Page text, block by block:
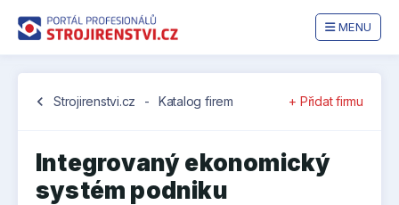
MENU
chevron_left Strojirenstvi.cz - Katalog firem + Přidat firmu
Integrovaný ekonomický
systém podniku